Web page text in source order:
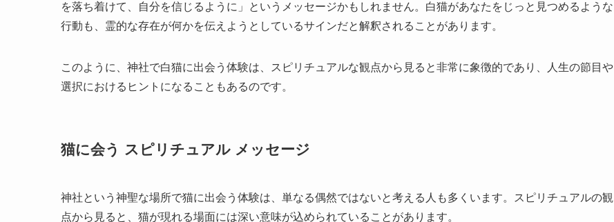
を落ち着けて、自分を信じるように」というメッセージかもしれません。白猫があなたをじっと見つめるような
行動も、霊的な存在が何かを伝えようとしているサインだと解釈されることがあります。
このように、神社で白猫に出会う体験は、スピリチュアルな観点から見ると非常に象徴的であり、人生の節目や
選択におけるヒントになることもあるのです。
猫に会う スピリチュアル メッセージ
神社という神聖な場所で猫に出会う体験は、単なる偶然ではないと考える人も多くいます。スピリチュアルの観
点から見ると、猫が現れる場面には深い意味が込められていることがあります。